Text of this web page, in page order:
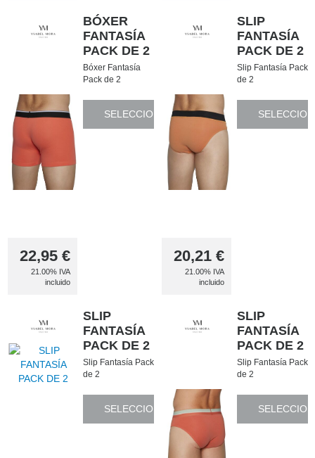
22,95 €
21.00% IVA
incluido
BÓXER
FANTASÍA
PACK DE 2
Bóxer Fantasía
Pack de 2
SELECCIONAR
20,21 €
21.00% IVA
incluido
SLIP
FANTASÍA
PACK DE 2
Slip Fantasía Pack
de 2
SLIP
FANTASÍA
PACK DE 2
Slip Fantasía Pack
de 2
SELECCIONAR
SLIP
FANTASÍA
PACK DE 2
Slip Fantasía Pack
de 2